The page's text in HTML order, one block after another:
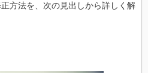
方法を、次の見出しから詳しく解